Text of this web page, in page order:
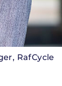
RafCycle